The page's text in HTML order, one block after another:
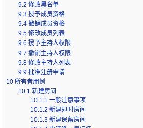
9.2 修改黑名单
9.3 授予成员资格
9.4 撤销成员资格
9.5 修改成员列表
9.6 授予主持人权限
9.7 撤销主持人权限
9.8 修改主持人列表
9.9 批准注册申请
10 所有者用例
10.1 新建房间
10.1.1 一般注意事项
10.1.2 新建即时房间
10.1.3 新建保留房间